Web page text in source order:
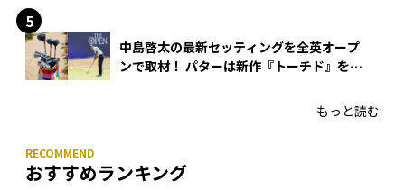
中島啓太の最新セッティングを全英オープ
ンで取材！ パターは新作『トーチド』を投
もっと読む
おすすめランキング